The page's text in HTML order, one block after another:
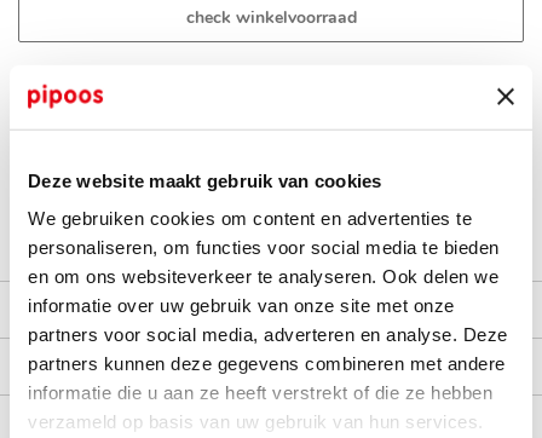
Deze website maakt gebruik van cookies
We gebruiken cookies om content en advertenties te
personaliseren, om functies voor social media te bieden
en om ons websiteverkeer te analyseren. Ook delen we
informatie over uw gebruik van onze site met onze
partners voor social media, adverteren en analyse. Deze
partners kunnen deze gegevens combineren met andere
informatie die u aan ze heeft verstrekt of die ze hebben
verzameld op basis van uw gebruik van hun services.
check winkelvoorraad
op werkdagen voor 16:30 uur besteld, dezelfde dag verzonden
gratis bezorging vanaf €40,-
100 dagen gratis retour in NL en BE
productomschrijving
kenmerken
bezorgen en retourneren